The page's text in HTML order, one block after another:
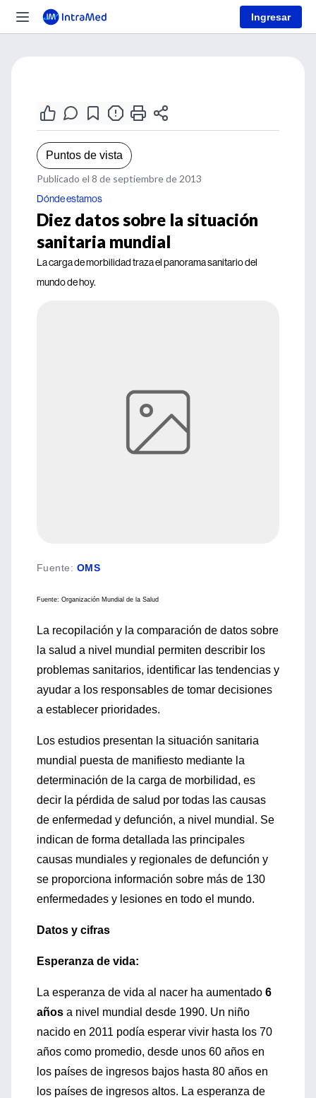
Ingresar
Puntos de vista
Publicado el 8 de septiembre de 2013
Dónde estamos
Diez datos sobre la situación
sanitaria mundial
La carga de morbilidad traza el panorama sanitario del
mundo de hoy.
Fuente: OMS
Fuente: Organización Mundial de la Salud
La recopilación y la comparación de datos sobre
la salud a nivel mundial permiten describir los
problemas sanitarios, identificar las tendencias y
ayudar a los responsables de tomar decisiones
a establecer prioridades.
Los estudios presentan la situación sanitaria
mundial puesta de manifiesto mediante la
determinación de la carga de morbilidad, es
decir la pérdida de salud por todas las causas
de enfermedad y defunción, a nivel mundial. Se
indican de forma detallada las principales
causas mundiales y regionales de defunción y
se proporciona información sobre más de 130
enfermedades y lesiones en todo el mundo.
Datos y cifras
Esperanza de vida:
La esperanza de vida al nacer ha aumentado 6
años a nivel mundial desde 1990. Un niño
nacido en 2011 podía esperar vivir hasta los 70
años como promedio, desde unos 60 años en
los países de ingresos bajos hasta 80 años en
los países de ingresos altos. La esperanza de